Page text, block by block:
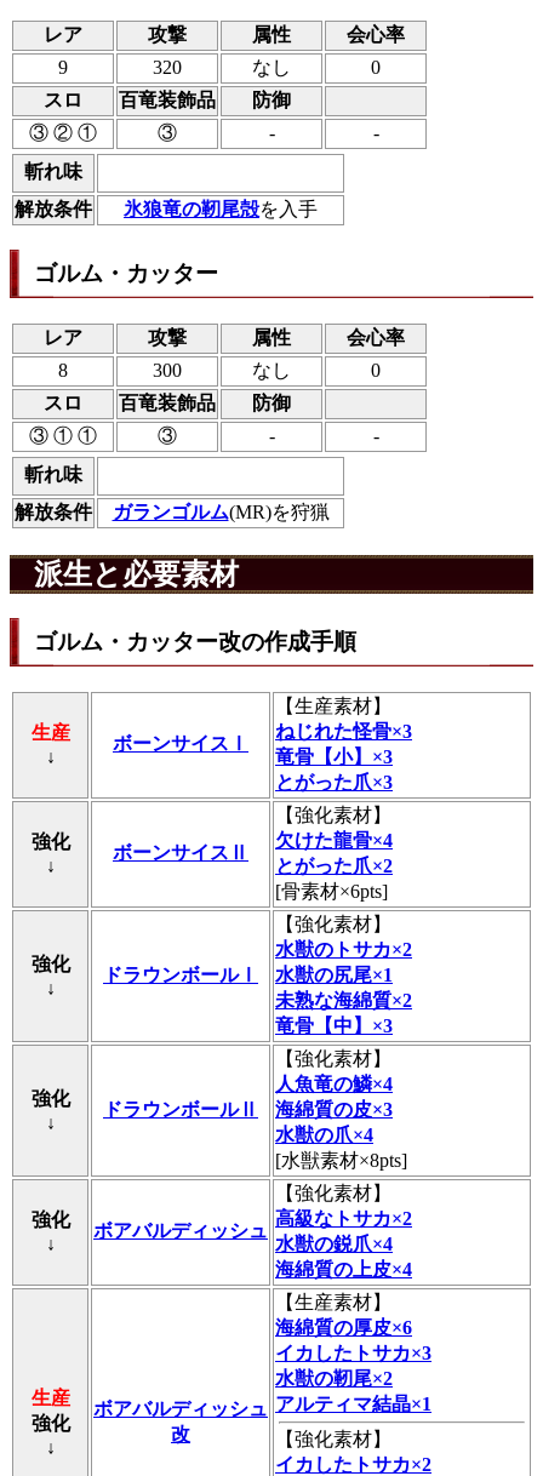
レア 攻撃 属性
会心率
9
320 なし
0
スロ
百竜装飾品
防御
③ ② ①
③ -
-
斬れ味
解放条件
氷狼竜の靭尾殻を入手
ゴルム・カッター
レア 攻撃 属性
会心率
8
300 なし
0
スロ
百竜装飾品
防御
③ ① ①
③ -
-
斬れ味
解放条件
ガランゴルム(MR)を狩猟
派生と必要素材
ゴルム・カッター改の作成手順
生産
↓
ボーンサイスⅠ
【生産素材】
ねじれた怪骨×3
竜骨【小】×3
とがった爪×3
強化
↓
ボーンサイスⅡ
【強化素材】
欠けた龍骨×4
とがった爪×2
[骨素材×6pts]
強化
↓
ドラウンボールⅠ
【強化素材】
水獣のトサカ×2
水獣の尻尾×1
未熟な海綿質×2
竜骨【中】×3
強化
↓
ドラウンボールⅡ
【強化素材】
人魚竜の鱗×4
海綿質の皮×3
水獣の爪×4
[水獣素材×8pts]
強化
↓
ボアバルディッシュ
【強化素材】
高級なトサカ×2
水獣の鋭爪×4
海綿質の上皮×4
生産
強化
↓
ボアバルディッシュ
改
【生産素材】
海綿質の厚皮×6
イカしたトサカ×3
水獣の靭尾×2
アルティマ結晶×1
【強化素材】
イカしたトサカ×2